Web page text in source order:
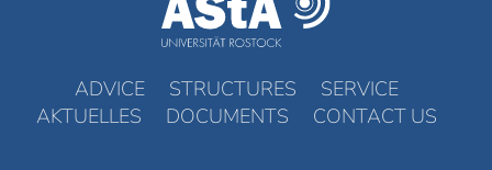
ADVICE STRUCTURES
SERVICE
AKTUELLES
DOCUMENTS CONTACT US